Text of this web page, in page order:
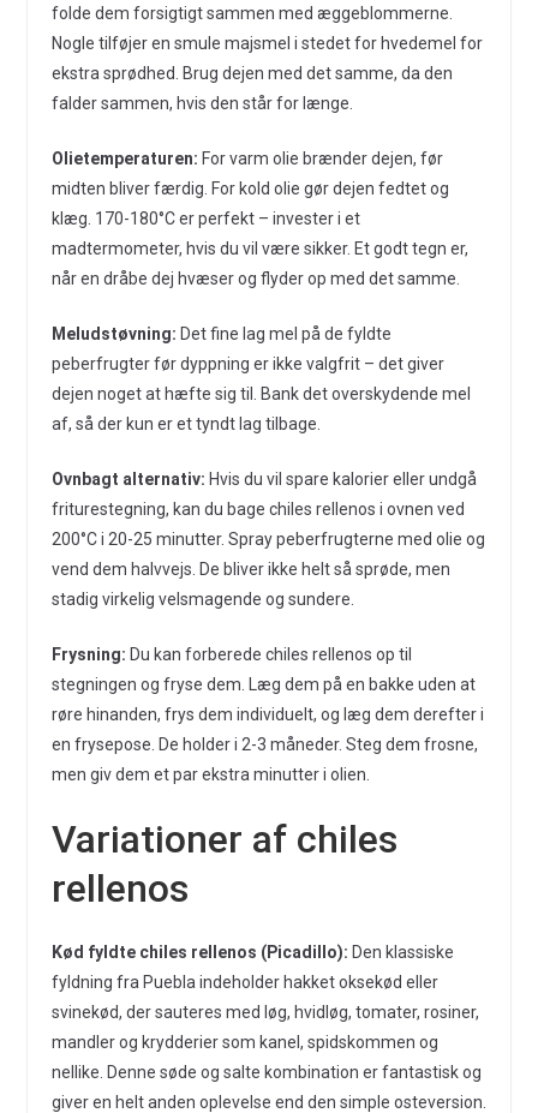
folde dem forsigtigt sammen med æggeblommerne.
Nogle tilføjer en smule majsmel i stedet for hvedemel for
ekstra sprødhed. Brug dejen med det samme, da den
falder sammen, hvis den står for længe.
Olietemperaturen: For varm olie brænder dejen, før
midten bliver færdig. For kold olie gør dejen fedtet og
klæg. 170-180°C er perfekt – invester i et
madtermometer, hvis du vil være sikker. Et godt tegn er,
når en dråbe dej hvæser og flyder op med det samme.
Meludstøvning: Det fine lag mel på de fyldte
peberfrugter før dyppning er ikke valgfrit – det giver
dejen noget at hæfte sig til. Bank det overskydende mel
af, så der kun er et tyndt lag tilbage.
Ovnbagt alternativ: Hvis du vil spare kalorier eller undgå
friturestegning, kan du bage chiles rellenos i ovnen ved
200°C i 20-25 minutter. Spray peberfrugterne med olie og
vend dem halvvejs. De bliver ikke helt så sprøde, men
stadig virkelig velsmagende og sundere.
Frysning: Du kan forberede chiles rellenos op til
stegningen og fryse dem. Læg dem på en bakke uden at
røre hinanden, frys dem individuelt, og læg dem derefter i
en frysepose. De holder i 2-3 måneder. Steg dem frosne,
men giv dem et par ekstra minutter i olien.
Variationer af chiles
rellenos
Kød fyldte chiles rellenos (Picadillo): Den klassiske
fyldning fra Puebla indeholder hakket oksekød eller
svinekød, der sauteres med løg, hvidløg, tomater, rosiner,
mandler og krydderier som kanel, spidskommen og
nellike. Denne søde og salte kombination er fantastisk og
giver en helt anden oplevelse end den simple osteversion.